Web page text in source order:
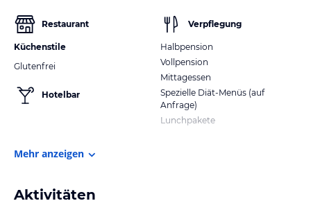
Restaurant
Küchenstile
Glutenfrei
Hotelbar
Verpflegung
Halbpension
Vollpension
Mittagessen
Spezielle Diät-Menüs (auf
Anfrage)
Lunchpakete
Mehr anzeigen
Aktivitäten